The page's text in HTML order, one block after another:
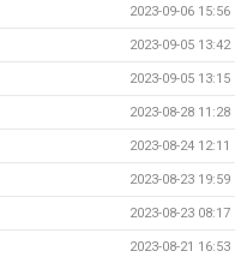
2023-09-06 15:56
2023-09-05 13:42
2023-09-05 13:15
2023-08-28 11:28
2023-08-24 12:11
2023-08-23 19:59
2023-08-23 08:17
2023-08-21 16:53